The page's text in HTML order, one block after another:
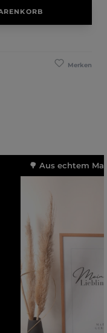
Merken
/ Ratenkauf / Sofort)
🌳 Aus echtem